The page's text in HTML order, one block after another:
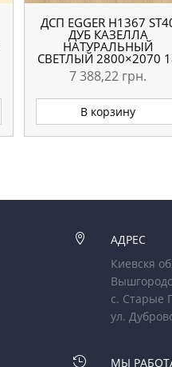
ДСП EGGER H1367
ДУБ КАЗЕЛЛА
НАТУРАЛЬНЫЙ
СВЕТЛЫЙ 2800×2070
ММ
7 388,22 грн.
В корзину

АДРЕС
Киевскя
с. Старые
ул.
 МЫ